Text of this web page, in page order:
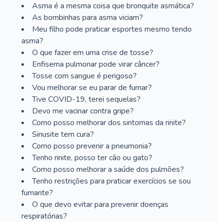
Asma é a mesma coisa que bronquite asmática?
As bombinhas para asma viciam?
Meu filho pode praticar esportes mesmo tendo
asma?
O que fazer em uma crise de tosse?
Enfisema pulmonar pode virar câncer?
Tosse com sangue é perigoso?
Vou melhorar se eu parar de fumar?
Tive COVID-19, terei sequelas?
Devo me vacinar contra gripe?
Como posso melhorar dos sintomas da rinite?
Sinusite tem cura?
Como posso prevenir a pneumonia?
Tenho rinite, posso ter cão ou gato?
Como posso melhorar a saúde dos pulmões?
Tenho restrições para praticar exercícios se sou
fumante?
O que devo evitar para prevenir doenças
respiratórias?